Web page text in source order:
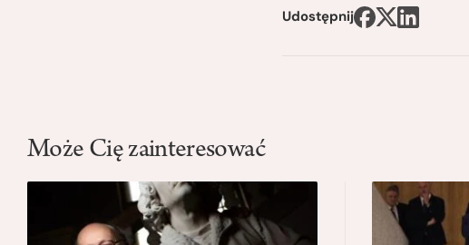
Udostępnij
Może Cię zainteresować